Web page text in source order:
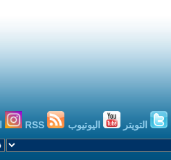
التويتر اليوتيوب